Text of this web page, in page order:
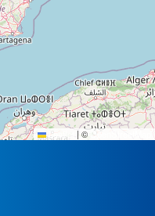
Leaflet | © OpenStreetMap